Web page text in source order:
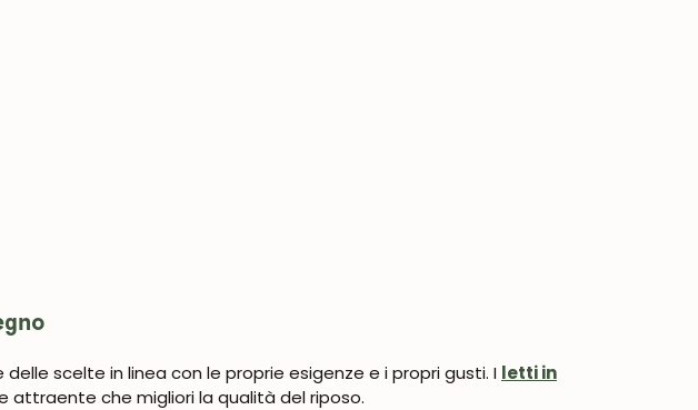
scelte in linea con le proprie esigenze e i propri gusti. I letti in
attraente che migliori la qualità del riposo.